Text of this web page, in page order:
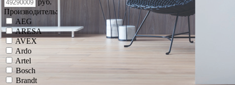
Производитель:
AEG
ARESA
AVEX
Ardo
Artel
Bosch
Brandt